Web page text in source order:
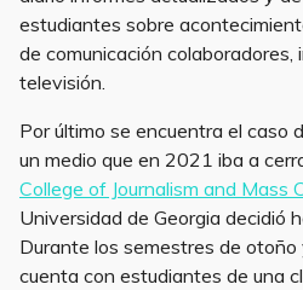
estudiantes sobre
de comunicación
televisión.
Por último se encuentra el caso
un medio que en 2021 iba a
College of Journalism and Mass
Universidad de Georgia decidió
Durante los semestres de otoño
cuenta con estudiantes de una